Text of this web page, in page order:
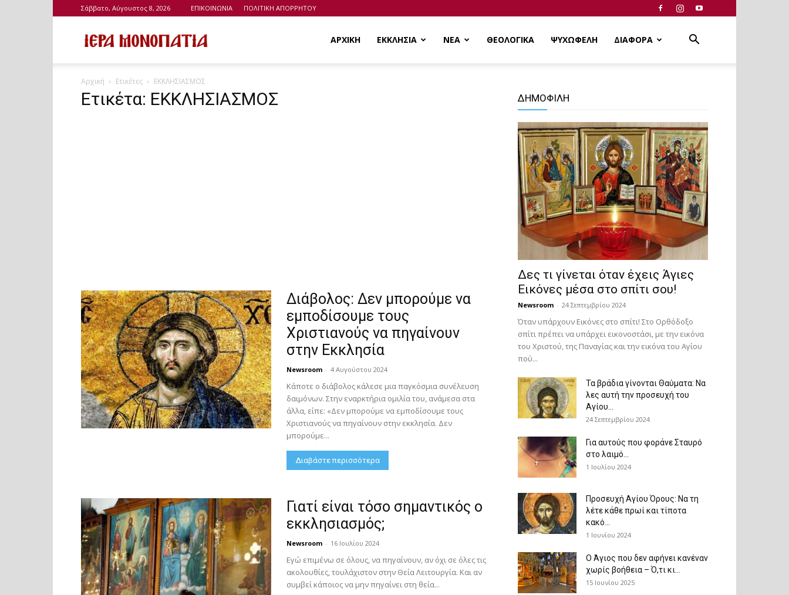
Σάββατο, Αύγουστος 8, 2026 ΕΠΙΚΟΙΝΩΝΙΑ ΠΟΛΙΤΙΚΗ ΑΠΟΡΡΗΤΟΥ
ΑΡΧΙΚΗ ΕΚΚΛΗΣΙΑ ΝΕΑ ΘΕΟΛΟΓΙΚΑ ΨΥΧΩΦΕΛΗ ΔΙΑΦΟΡΑ
Αρχική Ετικέτες ΕΚΚΛΗΣΙΑΣΜΟΣ
Ετικέτα: ΕΚΚΛΗΣΙΑΣΜΟΣ
Διάβολος: Δεν μπορούμε να
εμποδίσουμε τους
Χριστιανούς να πηγαίνουν
στην Εκκλησία
Newsroom - 4 Αυγούστου 2024
Κάποτε ο διάβολος κάλεσε μια παγκόσμια συνέλευση
δαιμόνων. Στην εναρκτήρια ομιλία του, ανάμεσα στα
άλλα, είπε: «Δεν μπορούμε να εμποδίσουμε τους
Χριστιανούς να πηγαίνουν στην εκκλησία. Δεν
μπορούμε...
Διαβάστε περισσότερα
Γιατί είναι τόσο σημαντικός ο
εκκλησιασμός;
Newsroom - 16 Ιουλίου 2024
Εγώ επιμένω σε όλους, να πηγαίνουν, αν όχι σε όλες τις
ακολουθίες, τουλάχιστον στην Θεία Λειτουργία. Και αν
συμβεί κάποιος να μην πηγαίνει στη θεία...
ΔΗΜΟΦΙΛΗ
Δες τι γίνεται όταν έχεις Άγιες
Εικόνες μέσα στο σπίτι σου!
Newsroom - 24 Σεπτεμβρίου 2024
Όταν υπάρχουν Εικόνες στο σπίτι! Στο Ορθόδοξο
σπίτι πρέπει να υπάρχει εικονοστάσι, με την εικόνα
του Χριστού, της Παν­αγίας και την εικόνα του Αγίου
πού...
Τα βράδια γίνονται Θαύματα: Να
λες αυτή την προσευχή του
Αγίου...
24 Σεπτεμβρίου 2024
Για αυτούς που φοράνε Σταυρό
στο λαιμό…
1 Ιουλίου 2024
Προσευχή Αγίου Όρους: Να τη
λέτε κάθε πρωί και τίποτα
κακό...
1 Ιουνίου 2024
Ο Άγιος που δεν αφήνει κανέναν
χωρίς βοήθεια – Ό,τι κι...
15 Ιουνίου 2025